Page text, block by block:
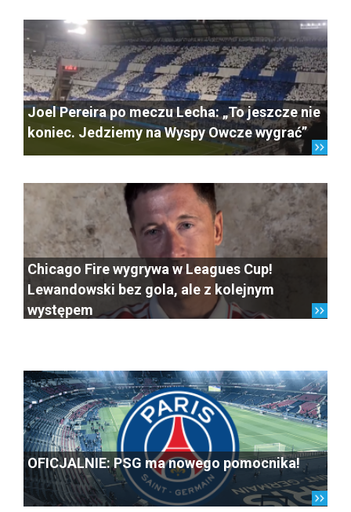
Joel Pereira po meczu Lecha: „To jeszcze nie
koniec. Jedziemy na Wyspy Owcze wygrać”
Chicago Fire wygrywa w Leagues Cup!
Lewandowski bez gola, ale z kolejnym
występem
OFICJALNIE: PSG ma nowego pomocnika!